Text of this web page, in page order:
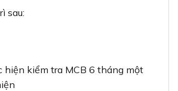
sau:
hiện kiểm tra MCB 6 tháng một